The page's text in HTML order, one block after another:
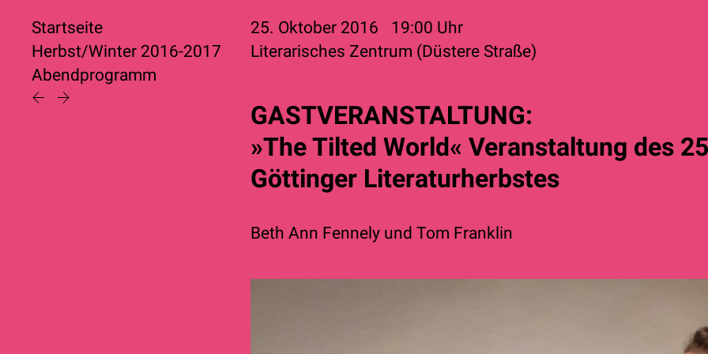
Startseite
Herbst/Winter 2016-2017
Abendprogramm
25. Oktober 2016 19:00 Uhr
Literarisches Zentrum (Düstere Straße)
GASTVERANSTALTUNG:
»The Tilted World« Veranstaltung des
Göttinger Literaturherbstes
Beth Ann Fennely und Tom Franklin